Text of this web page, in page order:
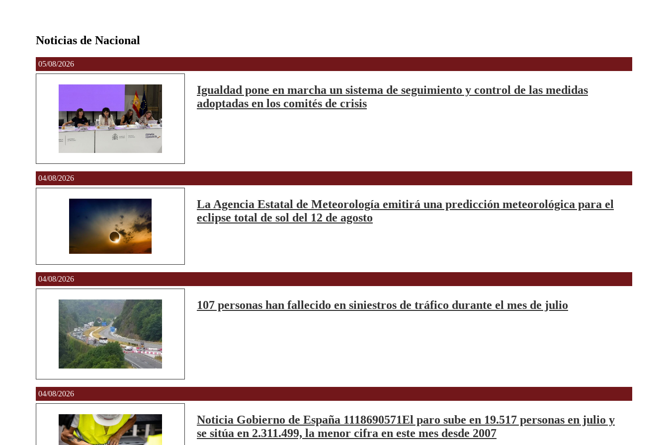
Noticias de Nacional
05/08/2026
Igualdad pone en marcha un sistema de seguimiento y control de las medidas
adoptadas en los comités de crisis
04/08/2026
La Agencia Estatal de Meteorología emitirá una predicción meteorológica para el
eclipse total de sol del 12 de agosto
04/08/2026
107 personas han fallecido en siniestros de tráfico durante el mes de julio
04/08/2026
Noticia Gobierno de España 1118690571El paro sube en 19.517 personas en julio y
se sitúa en 2.311.499, la menor cifra en este mes desde 2007